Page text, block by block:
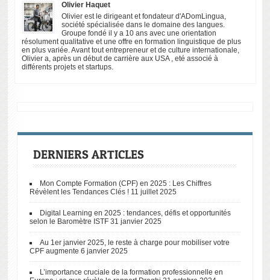
Olivier Haquet
Olivier est le dirigeant et fondateur d'ADomLingua,
société spécialisée dans le domaine des langues.
Groupe fondé il y a 10 ans avec une orientation
résolument qualitative et une offre en formation linguistique de plus
en plus variée. Avant tout entrepreneur et de culture internationale,
Olivier a, après un début de carrière aux USA , eté associé à
différents projets et startups.
DERNIERS ARTICLES
Mon Compte Formation (CPF) en 2025 : Les Chiffres
Révèlent les Tendances Clés ! 11 juillet 2025
Digital Learning en 2025 : tendances, défis et opportunités
selon le Baromètre ISTF 31 janvier 2025
Au 1er janvier 2025, le reste à charge pour mobiliser votre
CPF augmente 6 janvier 2025
L’importance cruciale de la formation professionnelle en
Test anglais
gratuit B1